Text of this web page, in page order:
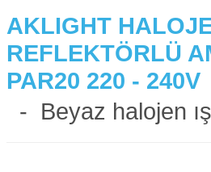
AKLIGHT
REFLEKTÖRLÜ
PAR20 220 - 240V
- Beyaz halojen